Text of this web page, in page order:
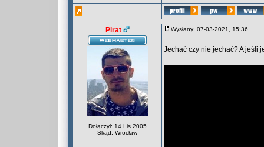
Pirat
Dołączył: 14 Lis 2005
Skąd: Wrocław
Wysłany: 07-03-2021, 15:36
Jechać czy nie jechać? A jeśli